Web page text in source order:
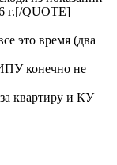
г.[/QUOTE]
это время (два
конечно не
квартиру и КУ